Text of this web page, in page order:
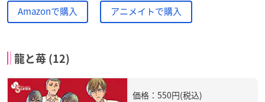
Amazonで購入 アニメイトで購入
龍と苺 (12)
価格：550円(税込)